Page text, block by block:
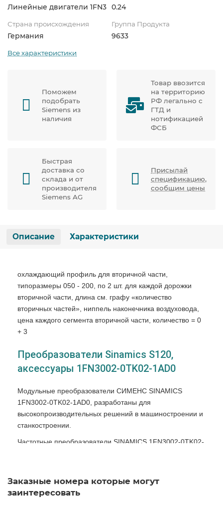
Линейные двигатели 1FN3 0.24
Страна происхождения
Германия
Группа Продукта
9633
Все характеристики
Поможем
подобрать
Siemens из
наличия
Товар ввозится
на территорию
РФ легально с
ГТД и
нотификацией
ФСБ
Быстрая
доставка со
склада и от
производителя
Siemens AG
Присылай
спецификацию,
сообщим цены
Описание Характеристики
охлаждающий профиль для вторичной части,
типоразмеры 050 - 200, по 2 шт. для каждой дорожки
вторичной части, длина см. графу «количество
вторичных частей», ниппель наконечника воздуховода,
цена каждого сегмента вторичной части, количество = 0
+ 3
Преобразователи Sinamics S120,
аксессуары 1FN3002-0TK02-1AD0
Модульные преобразователи СИМЕНС SINAMICS
1FN3002-0TK02-1AD0, разработаны для
высокопроизводительных решений в машиностроении и
станкостроении.
Частотные преобразователи SINAMICS 1FN3002-0TK02-
Прибор позволяет клиенту выбрать при помощи
настройки характеристик любой режим контроля: серво,
Заказные номера которые могут
заинтересовать